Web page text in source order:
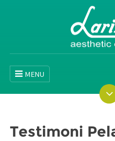
MENU
Testimoni